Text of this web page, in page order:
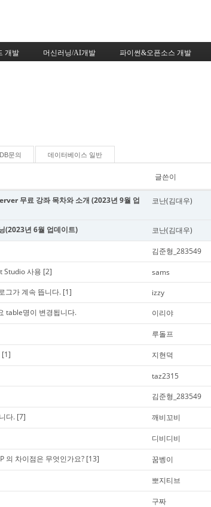
개발 머신러닝/AI개발 파이썬&오픈소스 개발
문의 데이터베이스 일반
글쓴이
무료 강좌 목차와 소개 (2023년 9월 업
코난(김대우)
(2023년 6월 업데이트) 코난(김대우)
김준형_283549
Studio 사용 [2] sams
그가 계속 뜹니다. [1] izzy
table명이 변경됩니다. 이리야
루돌프
[1] 지현덕
taz2315
김준형_283549
다. [7] 깨비꼬비
디비디비
의 차이점은 무엇인가요? [13] 꿈벵이
뽀지티브
구짜